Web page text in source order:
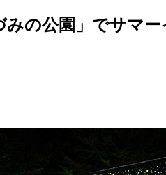
の公園」でサマ